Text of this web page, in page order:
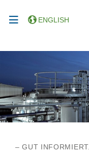
ENGLISH
– GUT INFORMIERT.